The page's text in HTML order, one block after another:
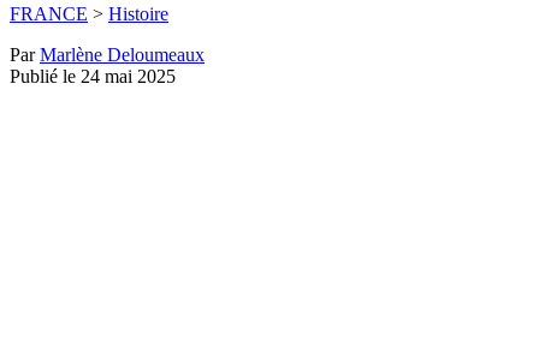
FRANCE > Histoire
ParMarlène Deloumeaux
Publié le 24 mai 2025